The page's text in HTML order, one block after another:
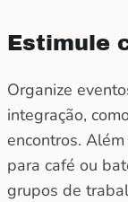
Estimule
Organize
integração,
encontros.
para café ou
grupos de